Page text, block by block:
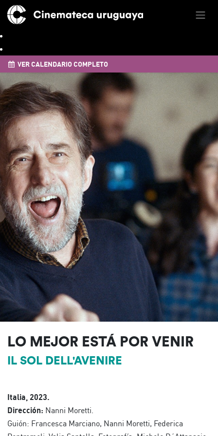
VER CALENDARIO COMPLETO
LO MEJOR ESTÁ POR VENIR
IL SOL DELL'AVENIRE
Italia, 2023.
Dirección: Nanni Moretti.
Guión: Francesca Marciano, Nanni Moretti, Federica